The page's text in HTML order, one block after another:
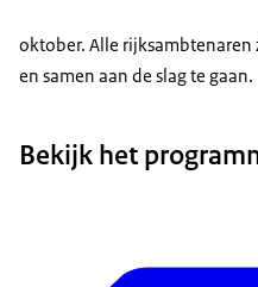
oktober. Alle
en samen aan de slag te gaan.
Bekijk het